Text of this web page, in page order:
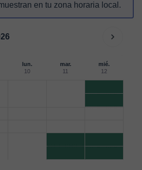
en tu zona horaria local.
lun.
10
mar.
11
mié.
12